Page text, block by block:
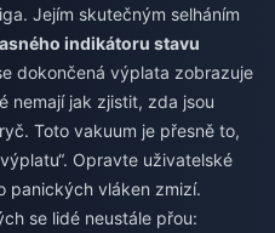
Jejím skutečným selháním
indikátoru stavu
dokončená výplata zobrazuje
nemají jak zjistit, zda jsou
Toto vakuum je přesně to,
Opravte uživatelské
panických vláken zmizí.
se lidé neustále přou: